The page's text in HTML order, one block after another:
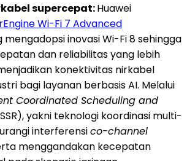
supercepat:Huawei
Wi-Fi 7 Advanced
inovasi Wi-Fi 8 sehingga
dan reliabilitas yang lebih
konektivitas nirkabel
bagi layanan berbasis AI. Melalui
Coordinated Scheduling and
yakni teknologi koordinasi multi-
interferensico-channel
menggandakan kecepatan